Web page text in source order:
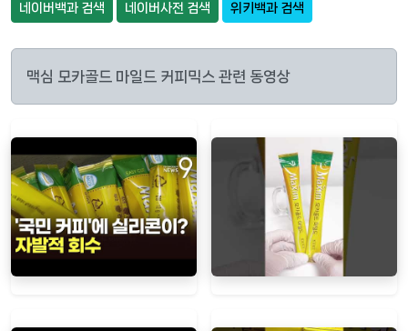
네이버백과 검색 네이버사전 검색 위키백과 검색
맥심 모카골드 마일드 커피믹스 관련 동영상